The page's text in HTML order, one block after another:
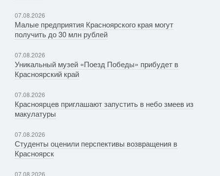
07.08.2026
Малые предприятия Красноярского края могут
получить до 30 млн рублей
07.08.2026
Уникальный музей «Поезд Победы» прибудет в
Красноярский край
07.08.2026
Красноярцев приглашают запустить в небо змеев из
макулатуры
07.08.2026
Студенты оценили перспективы возвращения в
Красноярск
07.08.2026